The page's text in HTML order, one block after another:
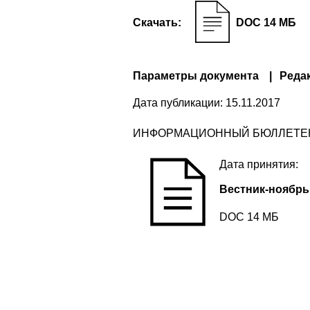
Скачать: DOC 14 МБ
Параметры документа
Дата публикации: 15.11.2017
ИНФОРМАЦИОННЫЙ
Дата принятия:
Вестник-ноябрь
DOC 14 МБ